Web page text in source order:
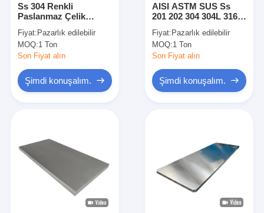
Videolar
Hakkımızda
Ss 304 Renkli
Paslanmaz Çelik
2205 AISI 201 304L 316
316L 310 321
Paslanmaz Çelik
Fiyat: Pazarlık edilebilir
MOQ:1 Ton
Son Fiyat alın
Şimdi konuşalım.
AISI ASTM SUS Ss
201 202 304 304L 316
430 904L Sıcak/Soğuk
Çevirilmiş 2b/Ba/Saç
çizgisi/Ayna/No. 1
Fiyat: Pazarlık edilebilir
MOQ:1 Ton
Son Fiyat alın
Şimdi konuşalım.